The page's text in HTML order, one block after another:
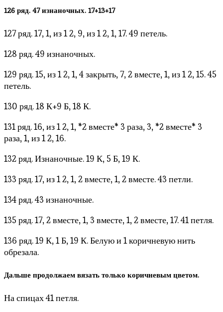
126 ряд. 47 изнаночных. 17+13+17
127 ряд. 17, 1, из 1 2, 9, из 1 2, 1, 17. 49 петель.
128 ряд. 49 изнаночных.
129 ряд. 15, из 1 2, 1, 4 закрыть, 7, 2 вместе, 1, из 1 2, 15. 45
петель.
130 ряд. 18 К+9 Б, 18 К.
131 ряд. 16, из 1 2, 1, *2 вместе* 3 раза, 3, *2 вместе* 3
раза, 1, из 1 2, 16.
132 ряд. Изнаночные. 19 К, 5 Б, 19 К.
133 ряд. 17, из 1 2, 1, 2 вместе, 1, 2 вместе. 43 петли.
134 ряд. 43 изнаночные.
135 ряд. 17, 2 вместе, 1, 3 вместе, 1, 2 вместе, 17. 41 петля.
136 ряд. 19 К, 1 Б, 19 К. Белую и 1 коричневую нить
обрезала.
Дальше продолжаем вязать только коричневым цветом.
На спицах 41 петля.